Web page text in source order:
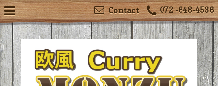
072 -648-4536
Contact